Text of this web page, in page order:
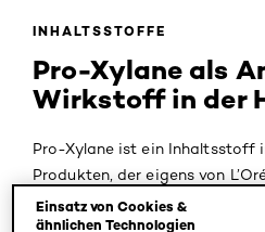
INHALTSSTOFFE
Pro-Xylane als
Wirkstoff in der
Pro-Xylane ist ein Inhaltsstoff
Produkten, der eigens von
gewonnen wird. Dank der
Zellzusammenhalts und der
Einsatz von Cookies &
ähnlichen Technologien